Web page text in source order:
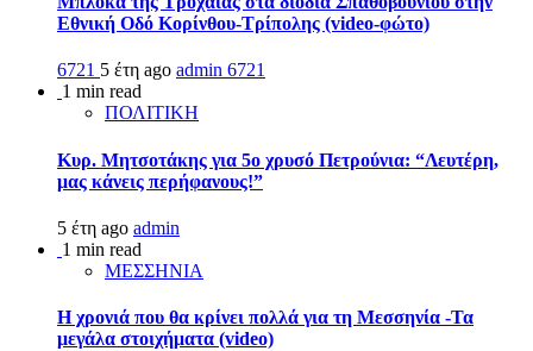
Εθνική Οδό Κορίνθου-Τρίπολης (video-φώτο)
6721 5 έτη ago admin 6721
1 min read
ΠΟΛΙΤΙΚΗ
Κυρ. Μητσοτάκης για 5ο χρυσό Πετρούνια: “Λευτέρη,
μας κάνεις περήφανους!”
5 έτη ago admin
1 min read
ΜΕΣΣΗΝΙΑ
Η χρονιά που θα κρίνει πολλά για τη Μεσσηνία -Τα
μεγάλα στοιχήματα (video)